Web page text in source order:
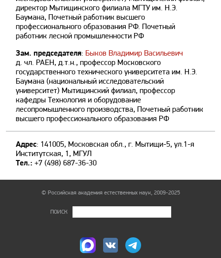
директор Мытищинского филиала МГТУ им. Н.Э.
Баумана, Почетный работник высшего
профессионального образования РФ. Почетный
работник лесной промышленности РФ
Зам. председателя: Быков Владимир Васильевич
д. чл. РАЕН, д.т.н., профессор Московского
государственного технического университета им. Н.Э.
Баумана (национальный исследовательский
университет) Мытищинский филиал, профессор
кафедры Технология и оборудование
лесопромышленного производства, Почетный работник
высшего профессионального образования РФ
Адрес: 141005, Московская обл., г. Мытищи-5, ул.1-я
Институтская, 1, МГУЛ
Тел.: +7 (498) 687-36-30
© Российская академия естественных наук, 2009-2025
ПОИСК